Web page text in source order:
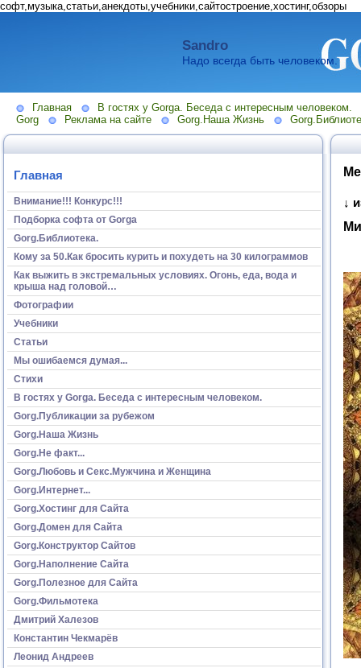
софт,музыка,статьи,анекдоты,учебники,сайтостроение,хостинг,обзоры
Sandro
Надо всегда быть человеком.
Главная
В гостях у Gorga. Беседа с интересным человеком.
Gorg
Реклама на сайте Gorg.Наша Жизнь
Главная
Внимание!!! Конкурс!!!
Подборка софта от Gorga
Gorg.Библиотека.
Кому за 50.Как бросить курить и похудеть на 30 килограммов
Как выжить в экстремальных условиях. Огонь, еда, вода и
крыша над головой…
Фотографии
Учебники
Статьи
Мы ошибаемся думая...
Стихи
В гостях у Gorga. Беседа с интересным человеком.
Gorg.Публикации за рубежом
Gorg.Наша Жизнь
Gorg.Не факт...
Gorg.Любовь и Секс.Мужчина и Женщина
Gorg.Интернет...
Gorg.Хостинг для Сайта
Gorg.Домен для Сайта
Gorg.Конструктор Сайтов
Gorg.Наполнение Сайта
Gorg.Полезное для Сайта
Gorg.Фильмотека
Дмитрий Халезов
Константин Чекмарёв
Леонид Андреев
↓